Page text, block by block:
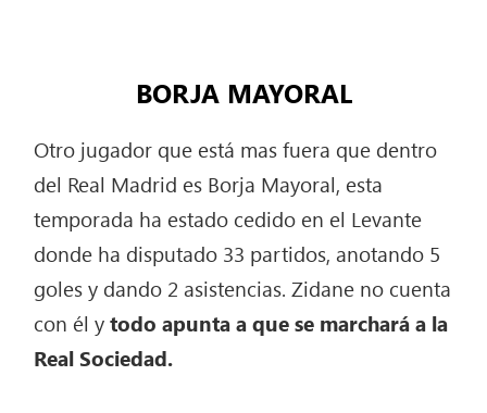
BORJA MAYORAL
Otro jugador que está mas fuera que dentro
del Real Madrid es Borja Mayoral, esta
temporada ha estado cedido en el Levante
donde ha disputado 33 partidos, anotando 5
goles y dando 2 asistencias. Zidane no cuenta
con él ytodo apunta a que se marchará a la
Real Sociedad.